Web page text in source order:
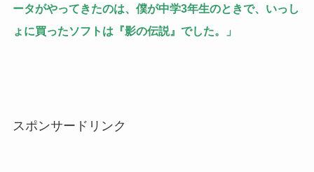
ータがやってきたのは、僕が中学3年生のときで、いっし
ょに買ったソフトは『影の伝説』でした。」
スポンサードリンク